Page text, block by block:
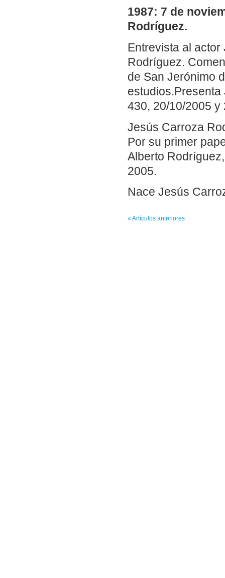
1987: 7 de
Rodríguez.
Entrevista al actor
Rodríguez.
de San Jerónimo
430, 20/10/2005 y
Jesús Carroza
Por su primer
Alberto
2005.
Nace Jesús
« Artículos anteriores